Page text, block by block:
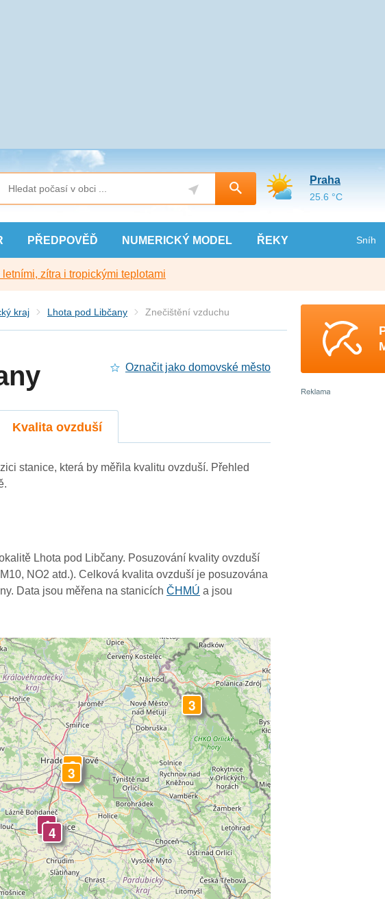
PŘEDPOVĚĎ NUMERICKÝ MODEL ŘEKY Sníh
Praha
25.6 °C
zítra i tropickými teplotami
kraj Lhota pod Libčany Znečištění vzduchu
Označit jako domovské město
Kvalita ovzduší
stanice, která by měřila kvalitu ovzduší. Přehled
Lhota pod Libčany. Posuzování kvality ovzduší
NO2 atd.). Celková kvalita ovzduší je posuzována
Data jsou měřena na stanicíchČHMÚ a jsou
3
44
0
3
3